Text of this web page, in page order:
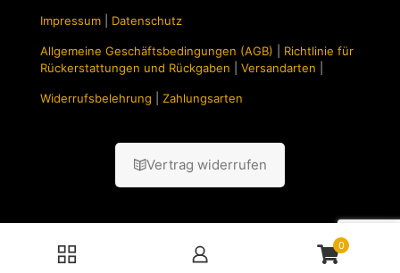
Impressum Datenschutz
Allgemeine Geschäftsbedingungen (AGB)
Richtlinie für
Rückerstattungen und Rückgaben
Versandarten
Widerrufsbelehrung Zahlungsarten
Vertrag widerrufen
0